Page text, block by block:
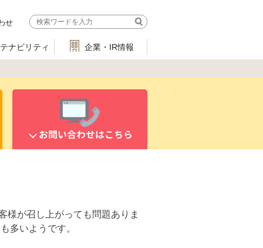
せ
ナビリティ 企業・IR情報
お問い合わせはこちら
様が召し上がっても問題ありま
多いようです。